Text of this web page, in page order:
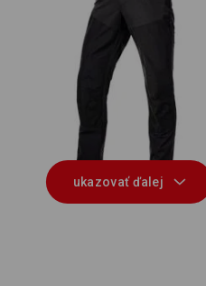
Hybridná funkčné nohavice
ukazovať ďalej